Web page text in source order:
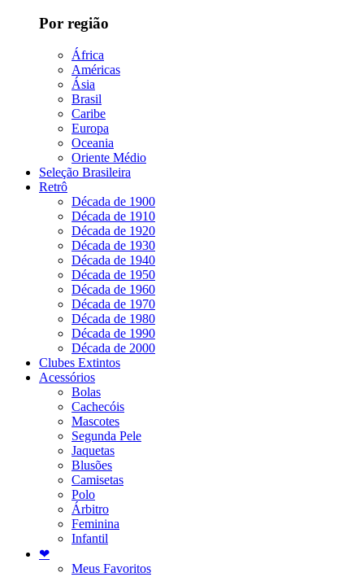
Por região
África
Américas
Ásia
Brasil
Caribe
Europa
Oceania
Oriente Médio
Seleção Brasileira
Retrô
Década de 1900
Década de 1910
Década de 1920
Década de 1930
Década de 1940
Década de 1950
Década de 1960
Década de 1970
Década de 1980
Década de 1990
Década de 2000
Clubes Extintos
Acessórios
Bolas
Cachecóis
Mascotes
Segunda Pele
Jaquetas
Blusões
Camisetas
Polo
Árbitro
Feminina
Infantil
❤
Meus Favoritos